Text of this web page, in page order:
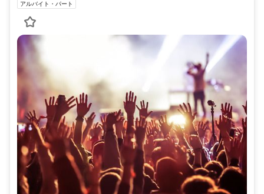
アルバイト・パート